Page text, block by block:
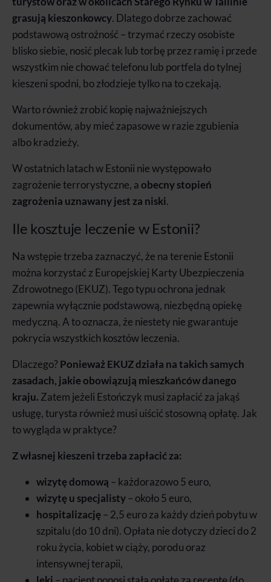
grasują kieszonkowcy. Dlatego dobrze zachować
podstawową ostrożność – trzymać rzeczy osobiste
blisko siebie, nosić plecak lub torbę przez ramię i przede
wszystkim nie chować telefonu lub portfela do tylnej
kieszeni spodni, bo złodzieje tylko na to czekają.
Warto również zrobić kopię najważniejszych
dokumentów, aby mieć zapasowe w razie zgubienia
albo kradzieży.
W ostatnich latach w Estonii nie występowało
zagrożenie terrorystyczne, aobecny stopień
zagrożenia uznawany jest za niski.
Ile kosztuje leczenie w Estonii?
Na wstępie trzeba zaznaczyć, że na terenie Estonii
można korzystać z Europejskiej Karty Ubezpieczenia
Zdrowotnego (EKUZ). Tego typu ochrona jednak
zapewnia wyłącznie podstawową, niezbędną opiekę
medyczną. A to oznacza, że niestety nie gwarantuje
pokrycia wszystkich kosztów leczenia.
Dlaczego? Ponieważ EKUZ działa na takich samych
zasadach, jakie obowiązują mieszkańców danego
kraju. Zatem jeżeli Estończyk musi zapłacić za jakąś
usługę, turysta również musi uiścić stosowną opłatę. Jak
to wygląda w praktyce?
Z własnej kieszeni trzeba zapłacić za:
wizytę domową – każdorazowo 5 euro,
wizytę u specjalisty– około 5 euro,
hospitalizację– 2,5 euro za każdy dzień pobytu w
szpitalu (do 10 dni). Opłata nie dotyczy dzieci do 2
roku życia, kobiet w ciąży, porodu oraz
intensywnej terapii,